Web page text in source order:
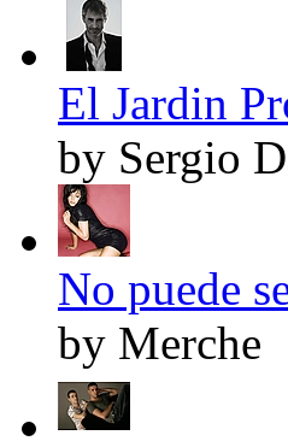
El Jardin
by Sergio
No puede
by Merche